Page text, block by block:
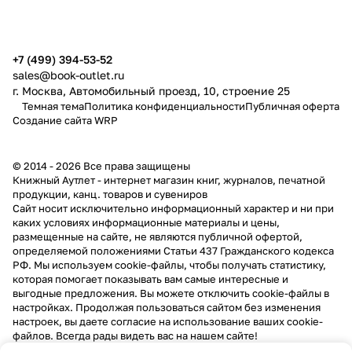
+7 (499) 394-53-52
sales@book-outlet.ru
г. Москва, Автомобильный проезд, 10, строение 25
Темная темаПолитика конфиденциальностиПубличная оферта
Создание сайтаWRP
© 2014 - 2026 Все права защищены
Книжный Аутлет - интернет магазин книг, журналов, печатной
продукции, канц. товаров и сувениров
Cайт носит исключительно информационный характер и ни при
каких условиях информационные материалы и цены,
размещенные на сайте, не являются публичной офертой,
определяемой положениями Статьи 437 Гражданского кодекса
РФ. Мы используем cookie-файлы, чтобы получать статистику,
которая помогает показывать вам самые интересные и
выгодные предложения. Вы можете отключить cookie-файлы в
настройках. Продолжая пользоваться сайтом без изменения
настроек, вы даете согласие на использование ваших cookie-
файлов. Всегда рады видеть вас на нашем сайте!